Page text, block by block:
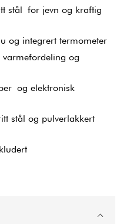
stål for jevn og kraftig
og integrert termometer
og
og elektronisk
stål og pulverlakkert